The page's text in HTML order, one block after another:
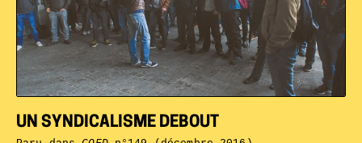
UN SYNDICALISME DEBOUT